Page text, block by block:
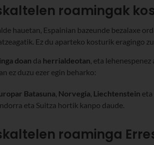
roamingak
hauetan, Espainian bazeunde bezalaxe
Ez du aparteko kosturik eragingo
doan da herrialdeotan , eta
ez duzu ezer egin beharko:
Batasuna Norvegia Liechtenstein eta
eta Suitza hortik kanpo daude.
roaminga